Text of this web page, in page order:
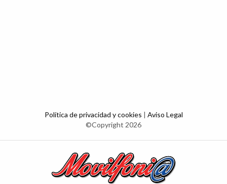
Política de privacidad y cookies | Aviso Legal
©Copyright 2026